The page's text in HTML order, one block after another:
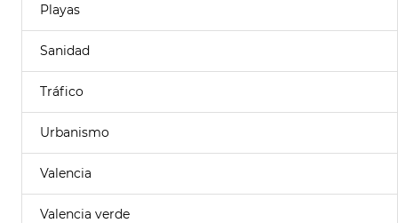
Playas
Sanidad
Tráfico
Urbanismo
Valencia
Valencia verde